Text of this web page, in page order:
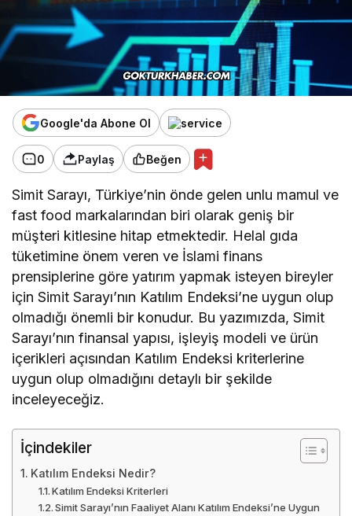
Google'da Abone Ol
0 Paylaş Beğen
Simit Sarayı, Türkiye’nin önde gelen unlu mamul ve
fast food markalarından biri olarak geniş bir
müşteri kitlesine hitap etmektedir. Helal gıda
tüketimine önem veren ve İslami finans
prensiplerine göre yatırım yapmak isteyen bireyler
için Simit Sarayı’nın Katılım Endeksi’ne uygun olup
olmadığı önemli bir konudur. Bu yazımızda, Simit
Sarayı’nın finansal yapısı, işleyiş modeli ve ürün
içerikleri açısından Katılım Endeksi kriterlerine
uygun olup olmadığını detaylı bir şekilde
inceleyeceğiz.
İçindekiler
Katılım Endeksi Nedir?
Katılım Endeksi Kriterleri
Simit Sarayı’nın Faaliyet Alanı Katılım Endeksi’ne Uygun